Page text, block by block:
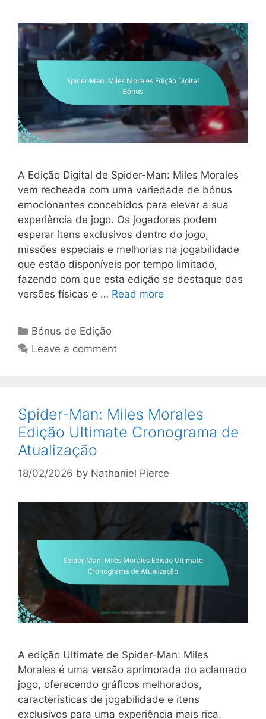
A Edição Digital de Spider-Man: Miles Morales
vem recheada com uma variedade de bónus
emocionantes concebidos para elevar a sua
experiência de jogo. Os jogadores podem
esperar itens exclusivos dentro do jogo,
missões especiais e melhorias na jogabilidade
que estão disponíveis por tempo limitado,
fazendo com que esta edição se destaque das
versões físicas e … Read more
Categories
Bónus de Edição
Leave a comment
Spider-Man: Miles Morales
Edição Ultimate Cronograma de
Atualização
18/02/2026 by Nathaniel Pierce
A edição Ultimate de Spider-Man: Miles
Morales é uma versão aprimorada do aclamado
jogo, oferecendo gráficos melhorados,
características de jogabilidade e itens
exclusivos para uma experiência mais rica.